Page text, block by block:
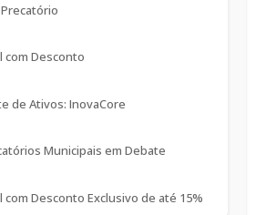
com Desconto
de Ativos: InovaCore
Municipais em Debate
Desconto Exclusivo de até 15%